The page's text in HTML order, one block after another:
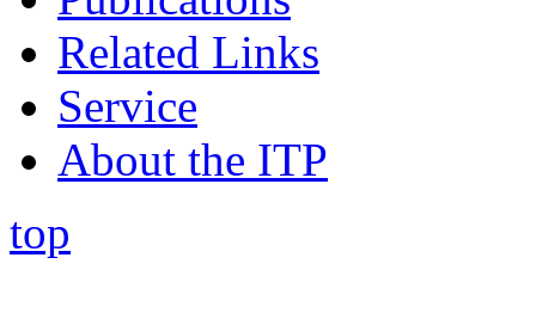
Related Links
Service
About the ITP
top